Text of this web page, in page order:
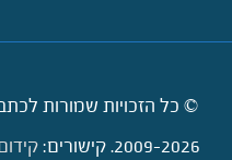
© כל הזכויות שמורות
2009-2026. קישורים: